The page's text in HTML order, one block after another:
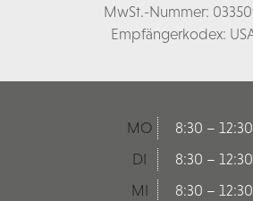
MwSt.-Nummer:
Empfängerkodex:
MO
8:30 –
DI
8:30 –
MI
8:30 –